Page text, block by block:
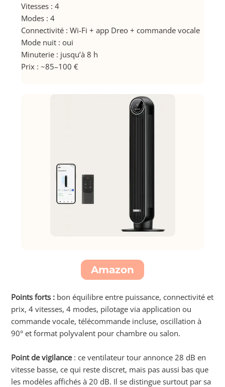
Vitesses : 4
Modes : 4
Connectivité : Wi-Fi + app Dreo + commande vocale
Mode nuit : oui
Minuterie : jusqu’à 8 h
Prix : ~85–100 €
Amazon
Points forts : bon équilibre entre puissance, connectivité et
prix, 4 vitesses, 4 modes, pilotage via application ou
commande vocale, télécommande incluse, oscillation à
90° et format polyvalent pour chambre ou salon.
Point de vigilance : ce ventilateur tour annonce 28 dB en
vitesse basse, ce qui reste discret, mais pas aussi bas que
les modèles affichés à 20 dB. Il se distingue surtout par sa